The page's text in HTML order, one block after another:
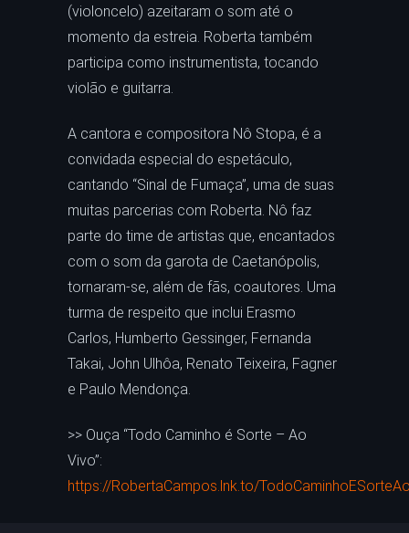
(violoncelo) azeitaram o som até o
momento da estreia. Roberta também
participa como instrumentista, tocando
violão e guitarra.
A cantora e compositora Nô Stopa, é a
convidada especial do espetáculo,
cantando “Sinal de Fumaça”, uma de suas
muitas parcerias com Roberta. Nô faz
parte do time de artistas que, encantados
com o som da garota de Caetanópolis,
tornaram-se, além de fãs, coautores. Uma
turma de respeito que inclui Erasmo
Carlos, Humberto Gessinger, Fernanda
Takai, John Ulhôa, Renato Teixeira, Fagner
e Paulo Mendonça.
>> Ouça “Todo Caminho é Sorte – Ao
Vivo”:
https://RobertaCampos.lnk.to/